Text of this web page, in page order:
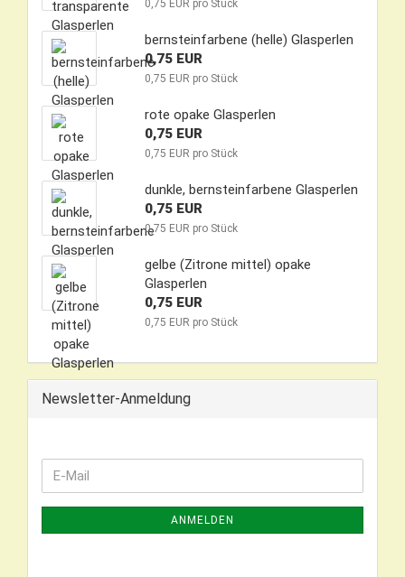
0,75 EUR pro Stück
bernsteinfarbene (helle) Glasperlen
0,75 EUR
0,75 EUR pro Stück
rote opake Glasperlen
0,75 EUR
0,75 EUR pro Stück
dunkle, bernsteinfarbene Glasperlen
0,75 EUR
0,75 EUR pro Stück
gelbe (Zitrone mittel) opake
Glasperlen
0,75 EUR
0,75 EUR pro Stück
Newsletter-Anmeldung
WEITER
ZUR
NEWSLETTER-
E-
Mail
ANMELDEN